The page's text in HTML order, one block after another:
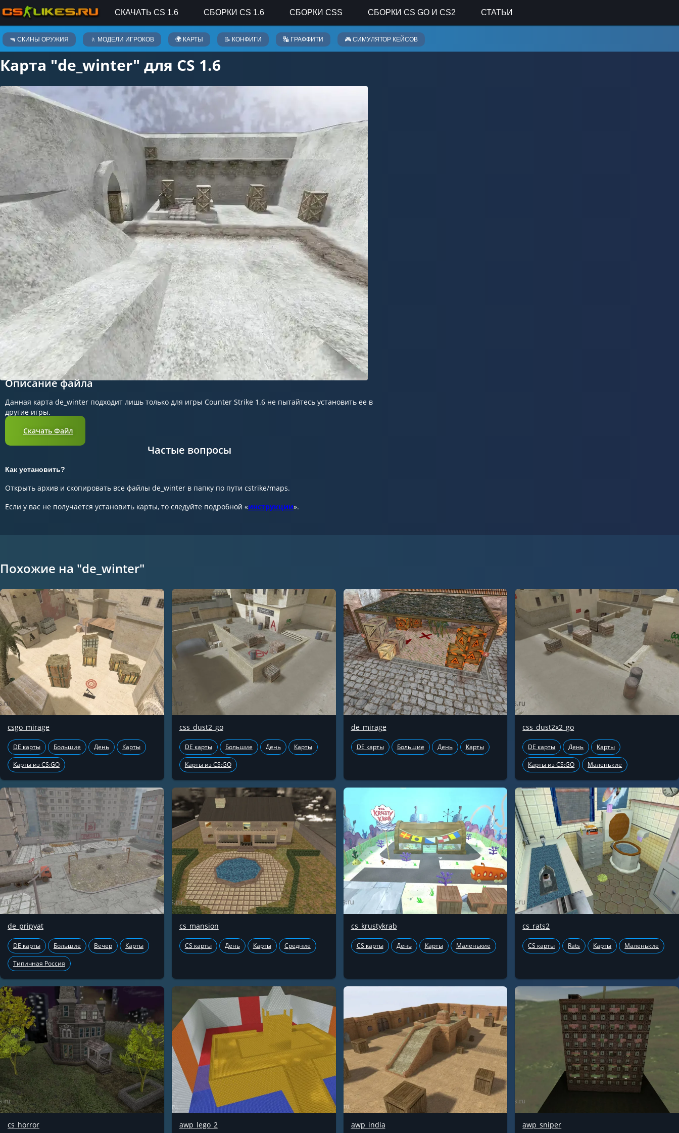
СКАЧАТЬ CS 1.6 СБОРКИ CS 1.6 СБОРКИ CSS СБОРКИ CS GO И CS2 СТАТЬИ
🔫 СКИНЫ ОРУЖИЯ 🚶 МОДЕЛИ ИГРОКОВ 🌍 КАРТЫ 📝 КОНФИГИ 🔣 ГРАФФИТИ 🎮 СИМУЛЯТОР КЕЙСОВ
Карты
Карта "de_winter" для CS 1.6
Описание файла
Данная карта de_winter подходит лишь только для игры Counter Strike 1.6 не пытайтесь установить ее в
другие игры.
Скачать Файл
Частые вопросы
Как установить?
Открыть архив и скопировать все файлы de_winter в папку по пути cstrike/maps.
Если у вас не получается установить карты, то следуйте подробной «инструкции».
Похожие на "de_winter"
csgo_mirage
DE карты Большие День Карты
Карты из CS:GO
css_dust2_go
DE карты Большие День Карты
Карты из CS:GO
de_mirage
DE карты Большие День Карты
css_dust2x2_go
DE карты День Карты
Карты из CS:GO Маленькие
de_pripyat
DE карты Большие Вечер Карты
Типичная Россия
cs_mansion
CS карты День Карты Средние
cs_krustykrab
CS карты День Карты Маленькие
cs_rats2
CS карты Rats Карты Маленькие
cs_horror awp_lego_2 awp_india awp_sniper